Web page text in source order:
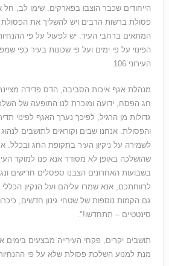
הייחודים שכבר הוצבו בפארקים. שימו לב, חל
פסולת ברשות הרבים ויש להשליך את
המתאים ברחבי העיר. יש לפעול על פי
הפינוי על פי ימים ועל פי שכונות בעיר כפי
העירוני 106.
מנהלת אגף איכות הסביבה, הדס פדידה
חג הפסח, ידועה ומוכרת לנו התופעה של
גדולות מן הרגיל, לפיכך נערך האגף לפינוי
והפסולת. אנחנו שבים וקוראים לתושבים
לשמירה על ניקיון העיר בתקופת החג
בשבועות האחרונים הצבנו ספסלים חדישים
לרווחתכם, אנא שמרו עליהם ועל הנקיון
גם הקמות נוספות של שטחי גינון חדשים,
סינטטיים – תתחדשו!".
תושבים יקרים, פקחי העירייה מבצעים
מנת למנוע השלכת פסולת שלא על פי